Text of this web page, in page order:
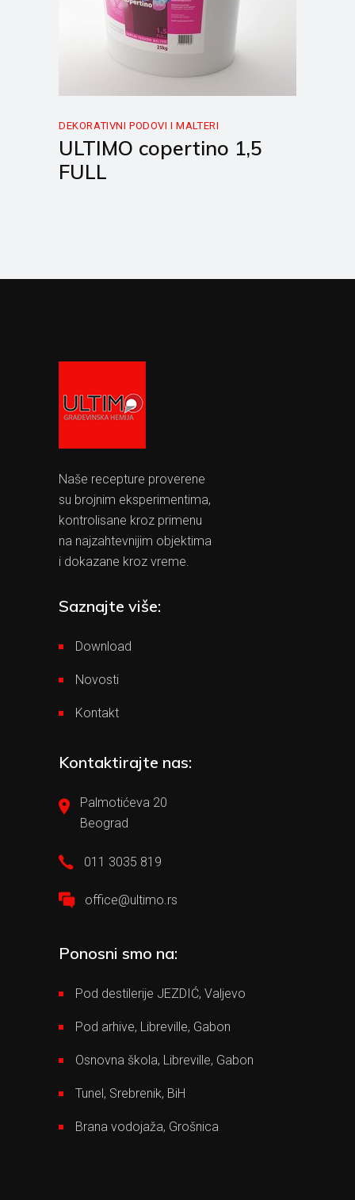
DEKORATIVNI PODOVI I MALTERI
ULTIMO copertino 1,5
FULL
Naše recepture proverene
su brojnim eksperimentima,
kontrolisane kroz primenu
na najzahtevnijim objektima
i dokazane kroz vreme.
Saznajte više:
Download
Novosti
Kontakt
Kontaktirajte nas:
Palmotićeva 20
Beograd
011 3035 819
office@ultimo.rs
Ponosni smo na:
Pod destilerije JEZDIĆ, Valjevo
Pod arhive, Libreville, Gabon
Osnovna škola, Libreville, Gabon
Tunel, Srebrenik, BiH
Brana vodojaža, Grošnica